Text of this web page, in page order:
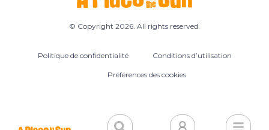
© Copyright 2026. All rights reserved.
Politique de confidentialité Conditions d’utilisation
Préférences des cookies